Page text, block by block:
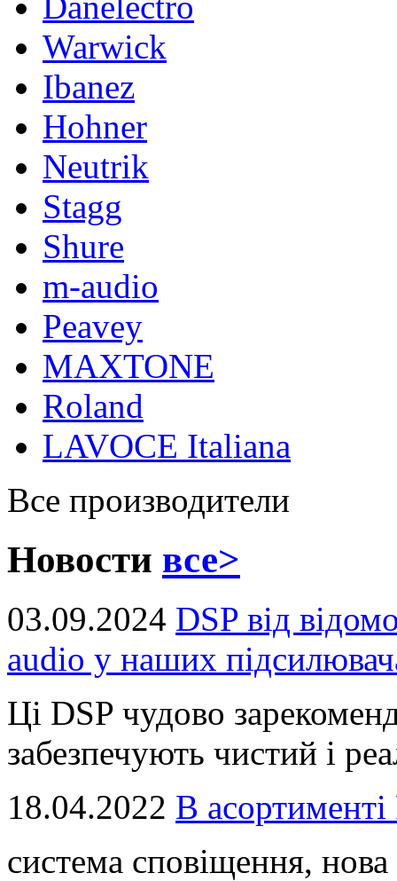
Warwick
Ibanez
Hohner
Neutrik
Stagg
Shure
m-audio
Peavey
MAXTONE
Roland
LAVOCE Italiana
Все производители
Новости все>
03.09.2024 DSP від
audio у наших
Ці DSP чудово
забезпечують чистий і
18.04.2022 В
система сповіщення,